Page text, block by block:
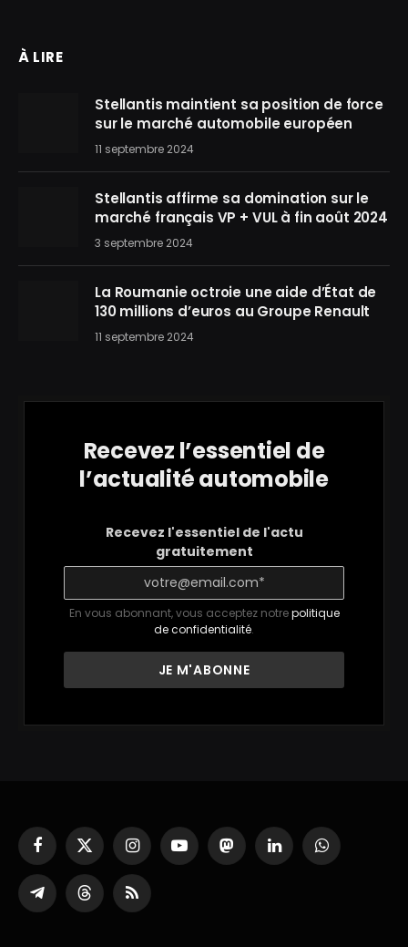
À LIRE
Stellantis maintient sa position de force
sur le marché automobile européen
11 septembre 2024
Stellantis affirme sa domination sur le
marché français VP + VUL à fin août 2024
3 septembre 2024
La Roumanie octroie une aide d’État de
130 millions d’euros au Groupe Renault
11 septembre 2024
Recevez l’essentiel de
l’actualité automobile
Recevez l'essentiel de l'actu
gratuitement
En vous abonnant, vous acceptez notrepolitique
de confidentialité.
Facebook
X
(Twitter)
InstagramYouTubeMastodonLinkedInWhatsApp
Partager
sur
ThreadsRSS